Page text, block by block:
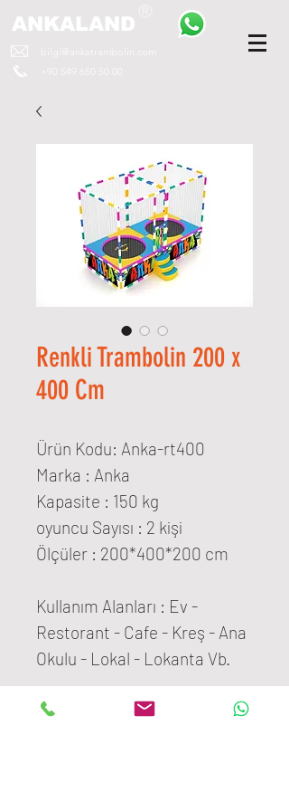
ANKALAND
bilgi@ankatrambolin.com
Renkli Trambolin 200 x
400 Cm
Ürün Kodu: Anka-rt400
Marka : Anka
Kapasite : 150 kg
oyuncu Sayısı : 2 kişi
Ölçüler : 200*400*200 cm
Kullanım Alanları : Ev -
Restorant - Cafe - Kreş - Ana
Okulu - Lokal - Lokanta Vb.